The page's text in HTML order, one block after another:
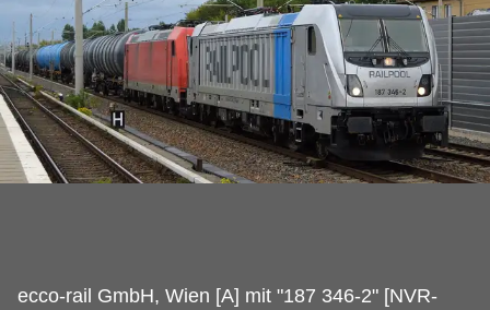
ecco-rail GmbH, Wien [A] mit "187 346-2" [NVR-